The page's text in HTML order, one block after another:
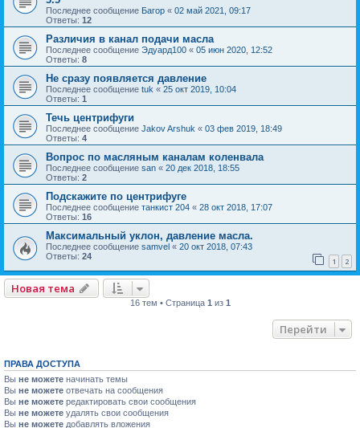
Последнее сообщение Багор « 02 май 2021, 09:17
Ответы: 12
Различия в канал подачи масла
Последнее сообщение Эдуард100 « 05 июн 2020, 12:52
Ответы: 8
Не сразу появляется давление
Последнее сообщение tuk « 25 окт 2019, 10:04
Ответы: 1
Течь центрифуги
Последнее сообщение Jakov Arshuk « 03 фев 2019, 18:49
Ответы: 4
Вопрос по масляным каналам коленвала
Последнее сообщение san « 20 дек 2018, 18:55
Ответы: 2
Подскажите по центрифуге
Последнее сообщение танкист 204 « 28 окт 2018, 17:07
Ответы: 16
Максимальный уклон, давление масла.
Последнее сообщение samvel « 20 окт 2018, 07:43
Ответы: 24 1 2
Новая тема
16 тем • Страница 1 из 1
Перейти
ПРАВА ДОСТУПА
Вы не можете начинать темы
Вы не можете отвечать на сообщения
Вы не можете редактировать свои сообщения
Вы не можете удалять свои сообщения
Вы не можете добавлять вложения